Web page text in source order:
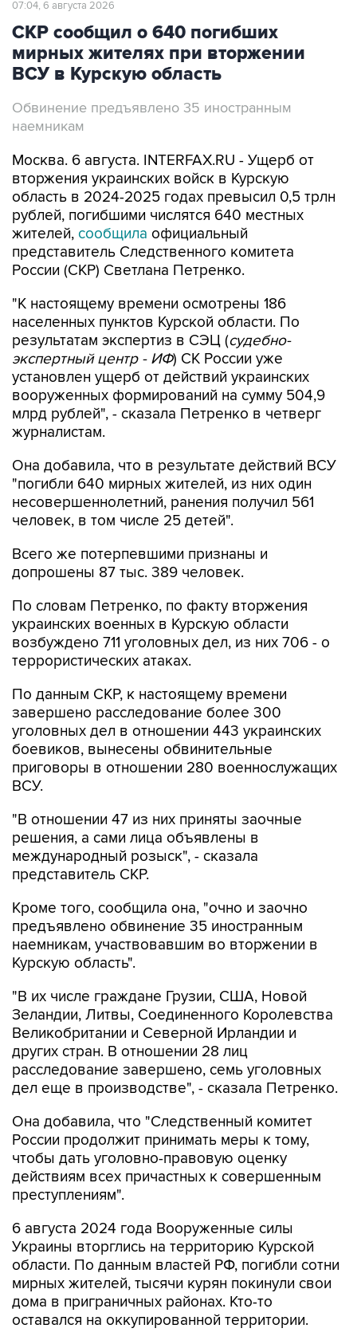
07:04, 6 августа 2026
СКР сообщил о 640 погибших
мирных жителях при вторжении
ВСУ в Курскую область
Обвинение предъявлено 35 иностранным
наемникам
Москва. 6 августа. INTERFAX.RU - Ущерб от
вторжения украинских войск в Курскую
область в 2024-2025 годах превысил 0,5 трлн
рублей, погибшими числятся 640 местных
жителей, сообщила официальный
представитель Следственного комитета
России (СКР) Светлана Петренко.
"К настоящему времени осмотрены 186
населенных пунктов Курской области. По
результатам экспертиз в СЭЦ (судебно-
экспертный центр - ИФ) СК России уже
установлен ущерб от действий украинских
вооруженных формирований на сумму 504,9
млрд рублей", - сказала Петренко в четверг
журналистам.
Она добавила, что в результате действий ВСУ
"погибли 640 мирных жителей, из них один
несовершеннолетний, ранения получил 561
человек, в том числе 25 детей".
Всего же потерпевшими признаны и
допрошены 87 тыс. 389 человек.
По словам Петренко, по факту вторжения
украинских военных в Курскую области
возбуждено 711 уголовных дел, из них 706 - о
террористических атаках.
По данным СКР, к настоящему времени
завершено расследование более 300
уголовных дел в отношении 443 украинских
боевиков, вынесены обвинительные
приговоры в отношении 280 военнослужащих
ВСУ.
"В отношении 47 из них приняты заочные
решения, а сами лица объявлены в
международный розыск", - сказала
представитель СКР.
Кроме того, сообщила она, "очно и заочно
предъявлено обвинение 35 иностранным
наемникам, участвовавшим во вторжении в
Курскую область".
"В их числе граждане Грузии, США, Новой
Зеландии, Литвы, Соединенного Королевства
Великобритании и Северной Ирландии и
других стран. В отношении 28 лиц
расследование завершено, семь уголовных
дел еще в производстве", - сказала Петренко.
Она добавила, что "Cледственный комитет
России продолжит принимать меры к тому,
чтобы дать уголовно-правовую оценку
действиям всех причастных к совершенным
преступлениям".
6 августа 2024 года Вооруженные силы
Украины вторглись на территорию Курской
области. По данным властей РФ, погибли сотни
мирных жителей, тысячи курян покинули свои
дома в приграничных районах. Кто-то
оставался на оккупированной территории.